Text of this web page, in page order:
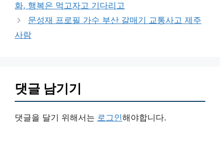
리
화, 행복은 먹고자고 기다리고
문성재 프로필 가수 부산 갈매기 교통사고 제주
사람
댓글 남기기
댓글을 달기 위해서는 로그인해야합니다.